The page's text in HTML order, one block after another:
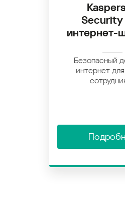
Security
интернет-
Безопасный
интернет